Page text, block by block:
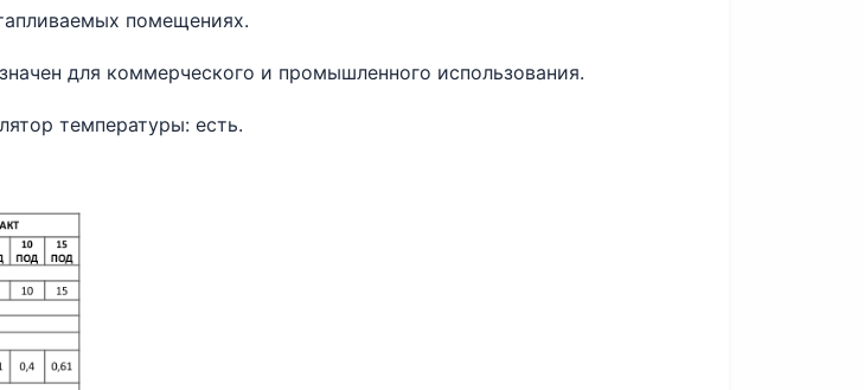
помещениях.
для коммерческого и промышленного использования.
температуры: есть.